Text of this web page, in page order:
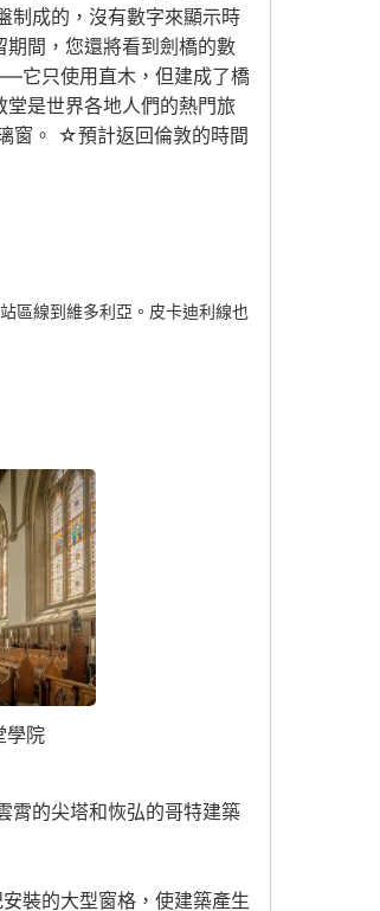
制成的，沒有數字來顯示時
間，您還將看到劍橋的數
它只使用直木，但建成了橋
是世界各地人們的熱門旅
窗。 ☆預計返回倫敦的時間
區線到維多利亞。皮卡迪利線也
學院
霄的尖塔和恢弘的哥特建築
裝的大型窗格，使建築產生